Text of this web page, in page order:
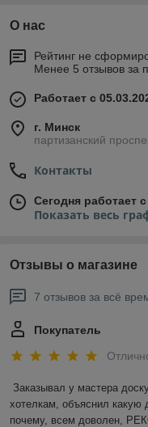
О нас
Рейтинг не
Менее 5 отзывов за
Работает с
г. Минск
партизанский
Контакты
Сегодня работает
Показать весь
Отзывы о магазине
7 отзывов за всё
Покупатель
Заказывал у мастера
хотелкам, объяснил какую
почему, всем доволен,